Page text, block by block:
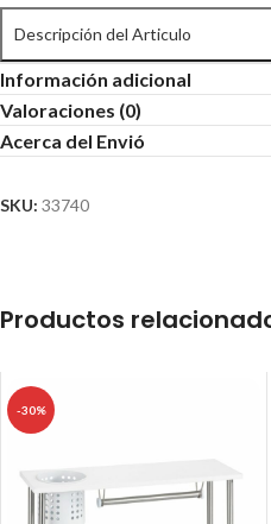
Descripción del Articulo
Información adicional
Valoraciones (0)
Acerca del Envió
SKU: 33740
Productos
-30%